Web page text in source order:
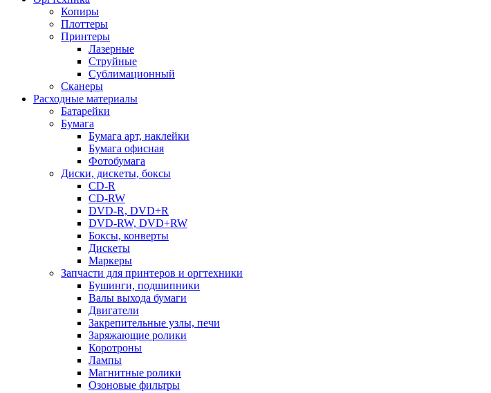
Копиры
Плоттеры
Принтеры
Лазерные
Струйные
Сублимационный
Сканеры
Расходные материалы
Батарейки
Бумага
Бумага арт, наклейки
Бумага офисная
Фотобумага
Диски, дискеты, боксы
CD-R
CD-RW
DVD-R, DVD+R
DVD-RW, DVD+RW
Боксы, конверты
Дискеты
Маркеры
Запчасти для принтеров и оргтехники
Бушинги, подшипники
Валы выхода бумаги
Двигатели
Закрепительные узлы, печи
Заряжающие ролики
Коротроны
Лампы
Магнитные ролики
Озоновые фильтры